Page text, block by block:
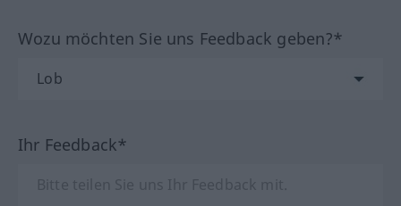
Wozu möchten Sie uns Feedback geben?*
Ihr Feedback*